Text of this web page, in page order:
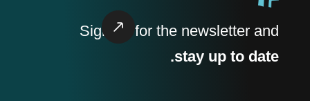
Sign up for the newsletter and
stay up to date.